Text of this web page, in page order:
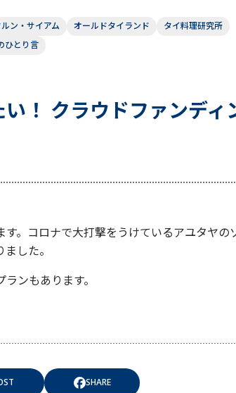
ン・サイアム オールドタイランド
タイ料理研究所
ひとり言
！ クラウドファンディ
。コロナで大打撃をうけているアユタヤの
した。
ンもあります。
SHARE